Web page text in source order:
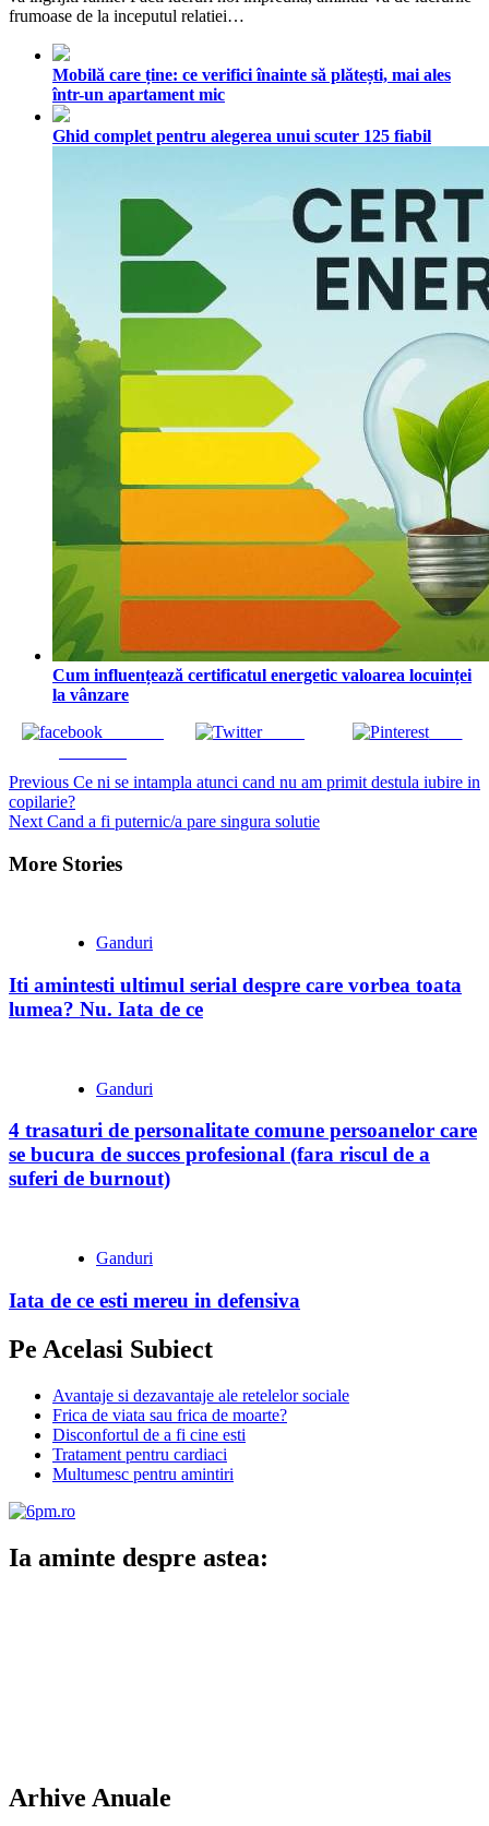
frumoase de la inceputul relatiei…
Mobilă care ține: ce verifici înainte să plătești, mai ales
într-un apartament mic
Ghid complet pentru alegerea unui scuter 125 fiabil
Cum influențează certificatul energetic valoarea locuinței
la vânzare
Tweet Save
Continue
Reading
Previous Ce ni se intampla atunci cand nu am primit destula iubire in
copilarie?
Next Cand a fi puternic/a pare singura solutie
More Stories
Ganduri
Iti amintesti ultimul serial despre care vorbea toata
lumea? Nu. Iata de ce
Ganduri
4 trasaturi de personalitate comune persoanelor care
se bucura de succes profesional (fara riscul de a
suferi de burnout)
Ganduri
Iata de ce esti mereu in defensiva
Pe Acelasi Subiect
Avantaje si dezavantaje ale retelelor sociale
Frica de viata sau frica de moarte?
Disconfortul de a fi cine esti
Tratament pentru cardiaci
Multumesc pentru amintiri
Ia aminte despre astea:
Arhive Anuale